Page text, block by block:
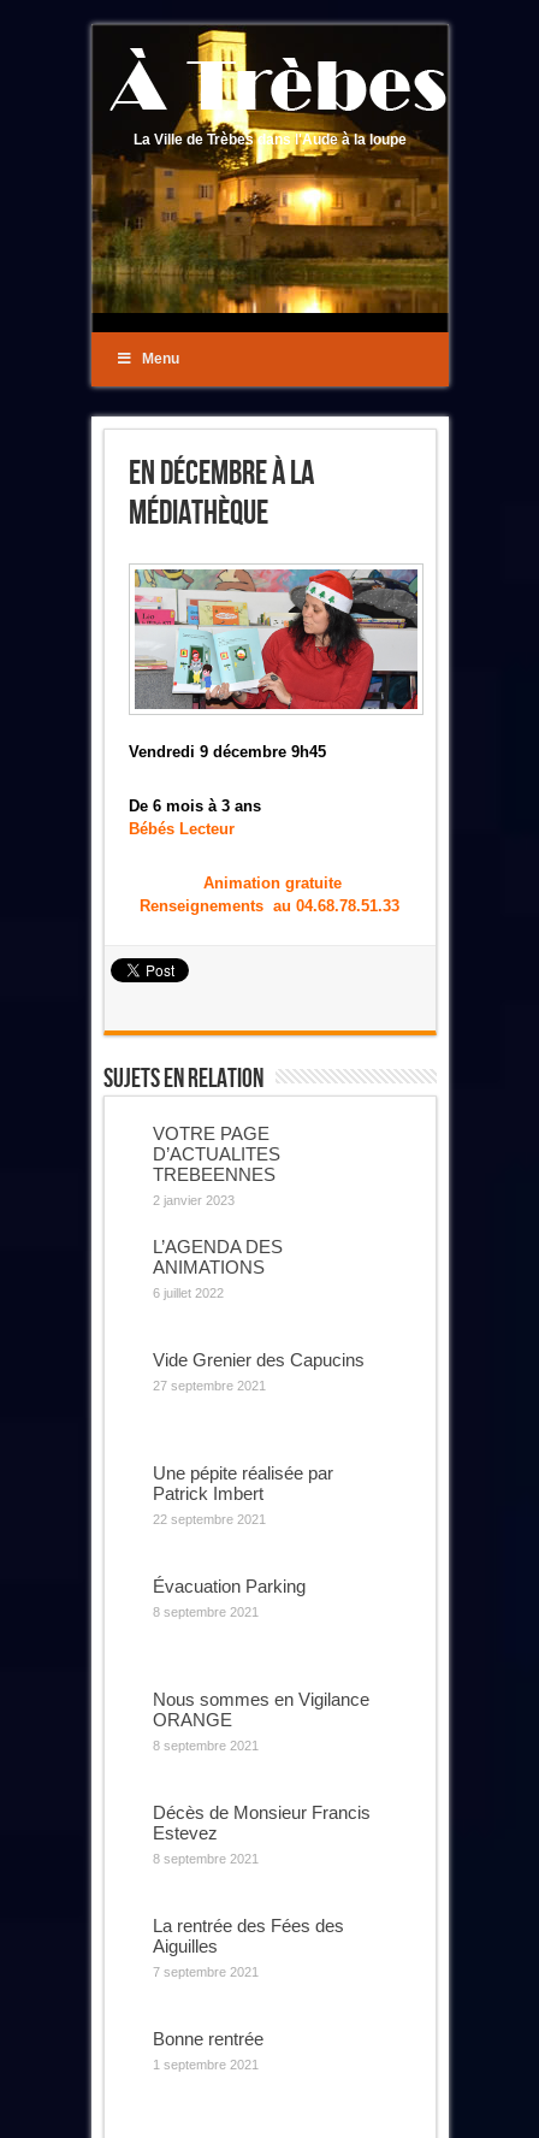
La Ville de Trèbes dans l'Aude à la loupe
Menu
En Décembre À La
Médiathèque
Vendredi 9 décembre 9h45
De 6 mois à 3 ans
Bébés Lecteur
Animation gratuite
Renseignements au 04.68.78.51.33
Sujets En Relation
VOTRE PAGE
D’ACTUALITES
TREBEENNES
2 janvier 2023
L’AGENDA DES
ANIMATIONS
6 juillet 2022
Vide Grenier des Capucins
27 septembre 2021
Une pépite réalisée par
Patrick Imbert
22 septembre 2021
Évacuation Parking
8 septembre 2021
Nous sommes en Vigilance
ORANGE
8 septembre 2021
Décès de Monsieur Francis
Estevez
8 septembre 2021
La rentrée des Fées des
Aiguilles
7 septembre 2021
Bonne rentrée
1 septembre 2021